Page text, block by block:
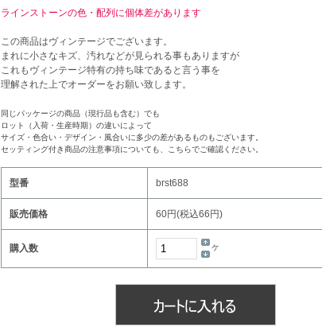
ラインストーンの色・配列に個体差があります
この商品はヴィンテージでございます。
まれに小さなキズ、汚れなどが見られる事もありますが
これもヴィンテージ特有の持ち味であると言う事を
理解された上でオーダーをお願い致します。
同じパッケージの商品（現行品も含む）でも
ロット（入荷・生産時期）の違いによって
サイズ・色合い・デザイン・風合いに多少の差があるものもございます。
セッティング付き商品の注意事項についても、こちらでご確認ください。
型番 brst688
販売価格 60円(税込66円)
購入数 ヶ